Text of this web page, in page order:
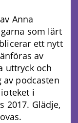
Anna
som lärt
ett nytt
av
uttryck och
podcasten
i
2017. Glädje,